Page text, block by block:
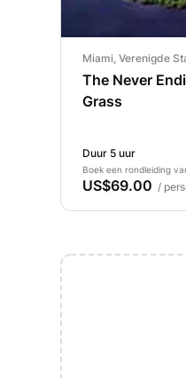
Miami, Verenigde
The Never
Grass
Duur 5 uur
Boek een rondleiding
US$69.00 /